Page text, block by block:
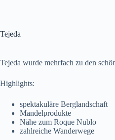
Tejeda
Tejeda wurde mehrfach zu den
Highlights:
spektakuläre Berglandschaft
Mandelprodukte
Nähe zum Roque Nublo
zahlreiche Wanderwege